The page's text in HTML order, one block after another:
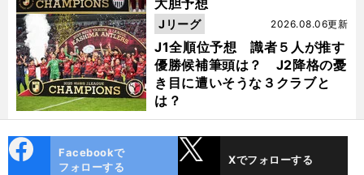
大胆予想
J1全順位予想 識者５人が推す
優勝候補筆頭は？ J2降格の憂
き目に遭いそうな３クラブと
は？
2026.08.06更新
Jリーグ
ok
Facebookで
フォローする
Xでフォローする